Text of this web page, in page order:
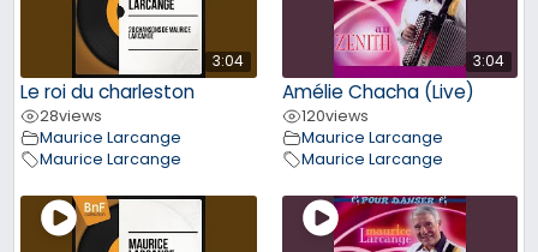
3:04
Le roi du charleston
28views
Maurice Larcange
Maurice Larcange
3:04
Amélie Chacha (Live)
120views
Maurice Larcange
Maurice Larcange